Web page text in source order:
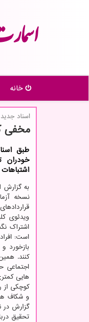
خانه
اسناد
مخفی
طبق
خودران
به گزارش
نسخه
ویدئوی
اشتراک
است:
بازخورد و
کنند.
اجتماعی
هایی
کوچکی از
و شکاف
گزارش در
تحقیق